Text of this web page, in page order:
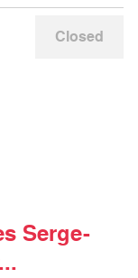
Closed
Serge-